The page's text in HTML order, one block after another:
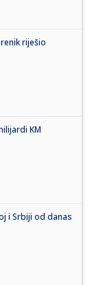
riješio
KM
i Srbiji od danas